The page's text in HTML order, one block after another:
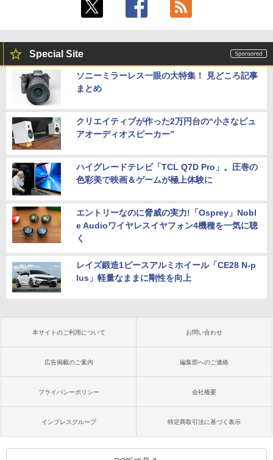
Special Site
ソニーミラーレス一眼の大特集！ 見どころ記事
まとめ
クリエイティブが作った2万円台の“小さなピュ
アオーディオスピーカー”
ハイグレードテレビ「TCL Q7D Pro」。圧巻の
色彩美で映画＆ゲームが極上体験に
エントリーなのに脅威の実力!「Osprey」Nobl
e Audioワイヤレスイヤフォン4機種を一気に聴
く
レイズ鍛造1ピースアルミホイール「CE28 N-p
lus」軽量なままに剛性を向上
本サイトのご利用について お問い合わせ
広告掲載のご案内 編集部へのご連絡
プライバシーポリシー 会社概要
インプレスグループ 特定商取引法に基づく表示